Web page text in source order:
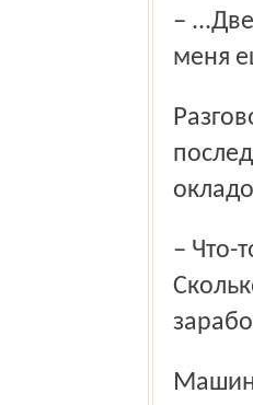
– ...Две тысячи в кармане, – бурчал ещё долго Сергей. – У
меня
Разговор логично скатился на традиционную тему
– Что-то в это верится с трудом! – замечает прапорщик. –
Машина вневедомственной охраны высадила меня в